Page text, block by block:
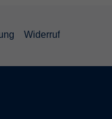
Widerruf